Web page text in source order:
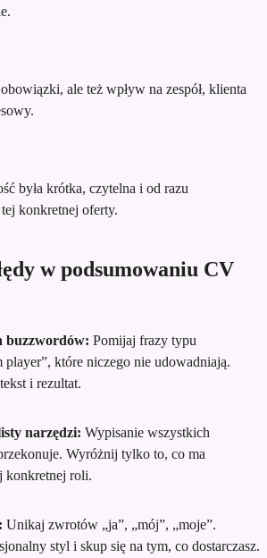
ale też wpływ na zespół, klienta
była krótka, czytelna i od razu
konkretnej oferty.
w podsumowaniu CV
buzzwordów: Pomijaj frazy typu
player”, które niczego nie udowadniają.
i rezultat.
narzędzi: Wypisanie wszystkich
Wyróżnij tylko to, co ma
konkretnej roli.
Unikaj zwrotów „ja”, „mój”, „moje”.
styl i skup się na tym, co dostarczasz.